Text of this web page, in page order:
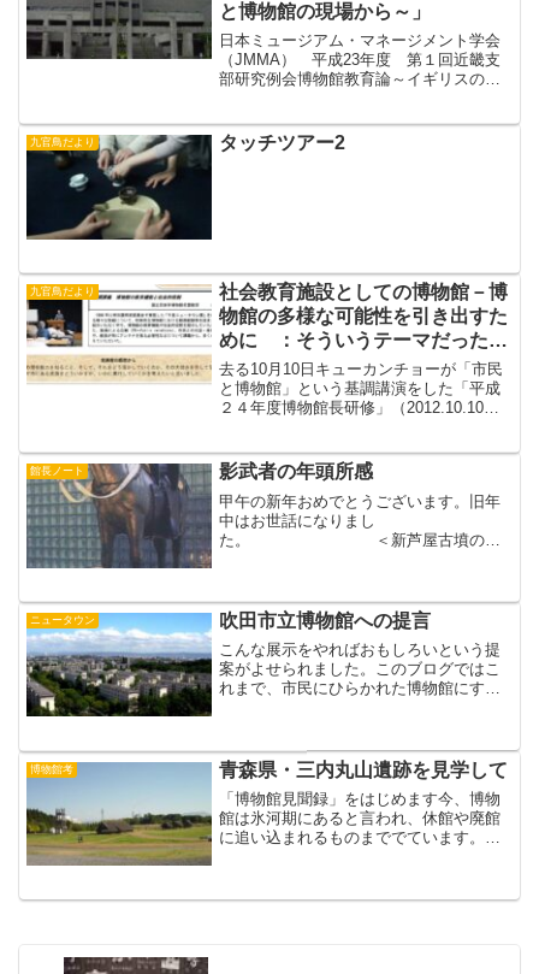
と博物館の現場から～」
日本ミュージアム・マネージメント学会
（JMMA） 平成23年度 第１回近畿支
部研究例会博物館教育論～イギリスの大
論」が必修科目となるのがいよいよ１年
後となりました。 そ...
九官鳥だより タッチツアー2
九官鳥だより
社会教育施設としての博物館－博
物館の多様な可能性を引き出すた
めに ：そういうテーマだったの
ね…
去る10月10日キューカンチョーが「市民
と博物館」という基調講演をした「平成
２４年度博物館長研修」（2012.10.10～
掲載されました→PDF。
館長ノート 影武者の年頭所感
甲午の新年おめでとうございます。旧年
中はお世話になりまし
た。 ＜新芦屋古墳の副
士たちの関心をよぶこと、たぶん請け合
ニュータウン 吹田市立博物館への提言
こんな展示をやればおもしろいという提
案がよせられました。このブログではこ
れまで、市民にひらかれた博物館にする
ろん博物館は公的なものですから、「時
間がかかるものや、全くで...
博物館考 青森県・三内丸山遺跡を見学して
「博物館見聞録」をはじめます今、博物
館は氷河期にあると言われ、休館や廃館
に追い込まれるものまででています。吹
えに市民の力だとわたしはおもっていま